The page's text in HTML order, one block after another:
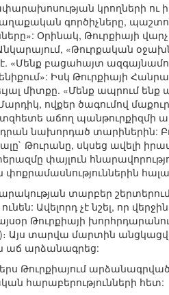
կրողների ու
գործիչները,
Օրինակ, Թուրքիայի
«Թուրքական
«Մենք բացահայտ
Իսկ Թուրքիայի
միտքը. «Մենք ապրում
ովքեր ծագումով մաքուր
հետզհետե աճող
նախորդած տարիներին:
Թուրանը, սկսեց ավելի
փայլուն
տարբեր
Ավելորդ չէ նշել, որ
Թուրքիայի
Այս տարվա մարտին
ն աճ արձանագրեց:
Թուրքիայում արձանագրված
հարաբերությունների հետ: